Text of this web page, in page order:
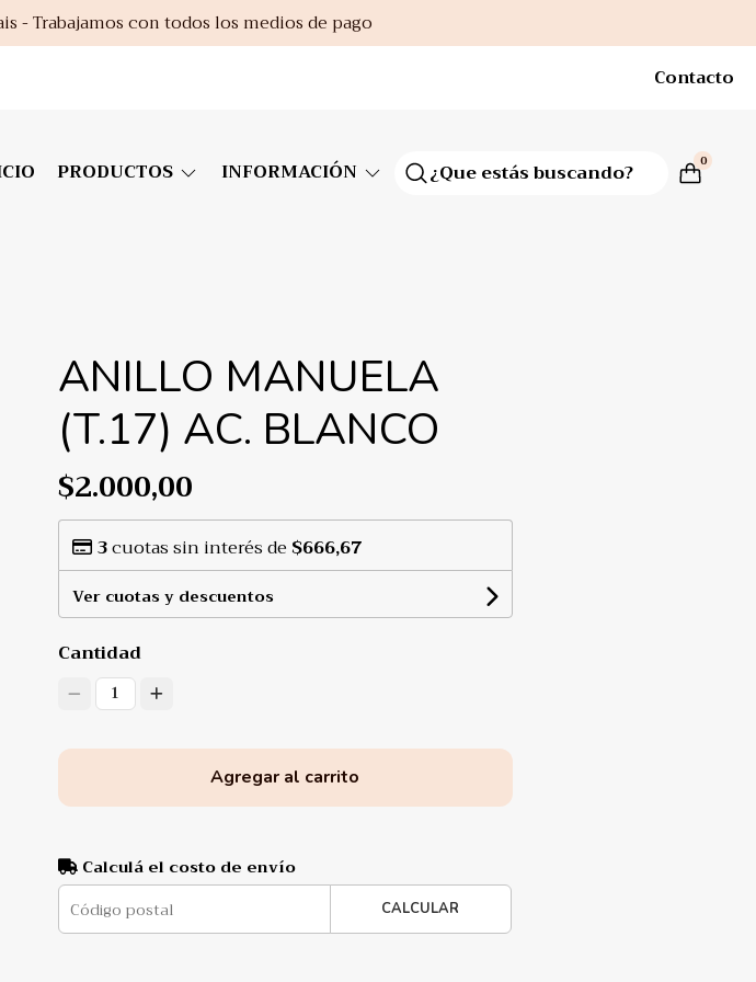
- Trabajamos con todos los medios de pago
Contacto
PRODUCTOS INFORMACIÓN 0
ANILLO MANUELA
(T.17) AC. BLANCO
$2.000,00
3cuotas sin interés de $666,67
Ver cuotas y descuentos
Cantidad
1
Agregar al carrito
Calculá el costo de envío
CALCULAR